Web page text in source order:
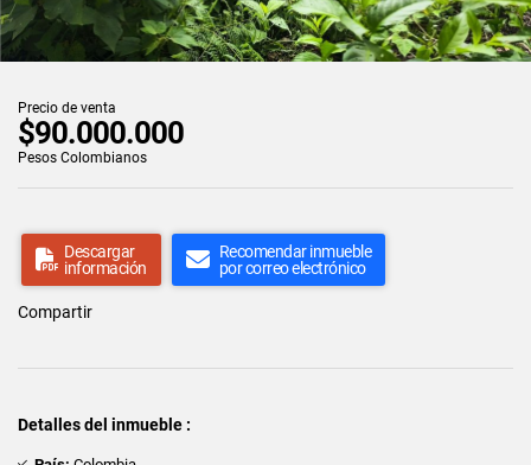
Precio de venta
$90.000.000
Pesos Colombianos
Descargar
información
Recomendar inmueble
por correo electrónico
Compartir
Detalles del inmueble :